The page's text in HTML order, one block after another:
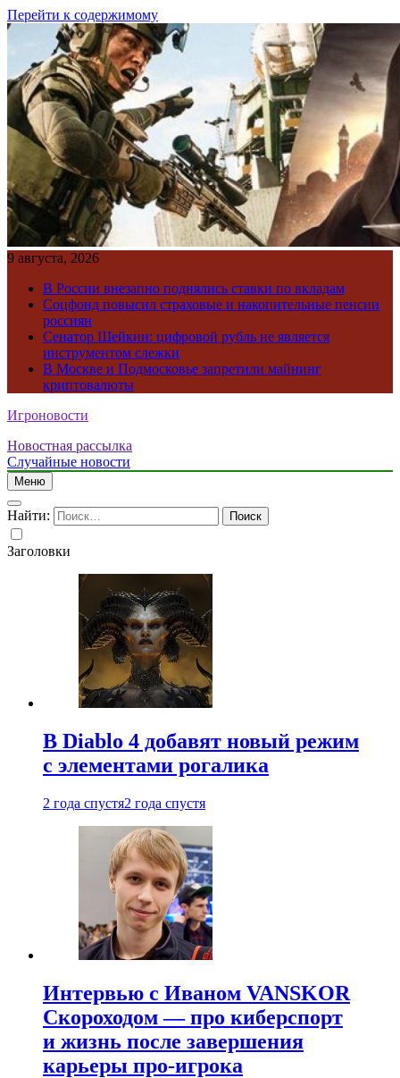
Перейти к содержимому
9 августа, 2026
В России внезапно поднялись ставки по вкладам
Соцфонд повысил страховые и накопительные пенсии
россиян
Сенатор Шейкин: цифровой рубль не является
инструментом слежки
В Москве и Подмосковье запретили майнинг
криптовалюты
Игроновости
Новостная рассылка
Случайные новости
Меню
Найти:
Заголовки
В Diablo 4 добавят новый режим
с элементами рогалика
2 года спустя2 года спустя
Интервью с Иваном VANSKOR
Скороходом — про киберспорт
и жизнь после завершения
карьеры про-игрока